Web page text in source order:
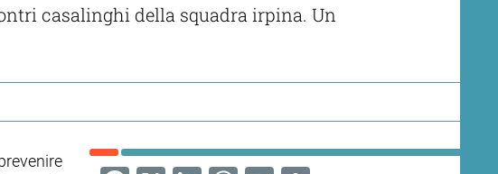
casalinghi della squadra irpina. Un